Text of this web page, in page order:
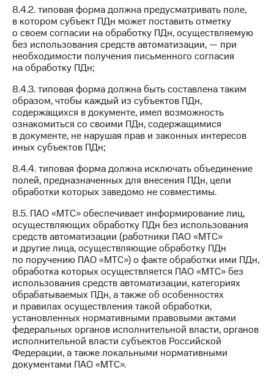
8.4.2. типовая форма должна предусматривать поле,
в котором субъект ПДн может поставить отметку
о своем согласии на обработку ПДн, осуществляемую
без использования средств автоматизации, — при
необходимости получения письменного согласия
на обработку ПДн;
8.4.3. типовая форма должна быть составлена таким
образом, чтобы каждый из субъектов ПДн,
содержащихся в документе, имел возможность
ознакомиться со своими ПДн, содержащимися
в документе, не нарушая прав и законных интересов
иных субъектов ПДн;
8.4.4. типовая форма должна исключать объединение
полей, предназначенных для внесения ПДн, цели
обработки которых заведомо не совместимы.
8.5. ПАО «МТС» обеспечивает информирование лиц,
осуществляющих обработку ПДн без использования
средств автоматизации (работники ПАО «МТС»
и другие лица, осуществляющие обработку ПДн
по поручению ПАО «МТС») о факте обработки ими ПДн,
обработка которых осуществляется ПАО «МТС» без
использования средств автоматизации, категориях
обрабатываемых ПДн, а также об особенностях
и правилах осуществления такой обработки,
установленных нормативными правовыми актами
федеральных органов исполнительной власти, органов
исполнительной власти субъектов Российской
Федерации, а также локальными нормативными
документами ПАО «МТС».